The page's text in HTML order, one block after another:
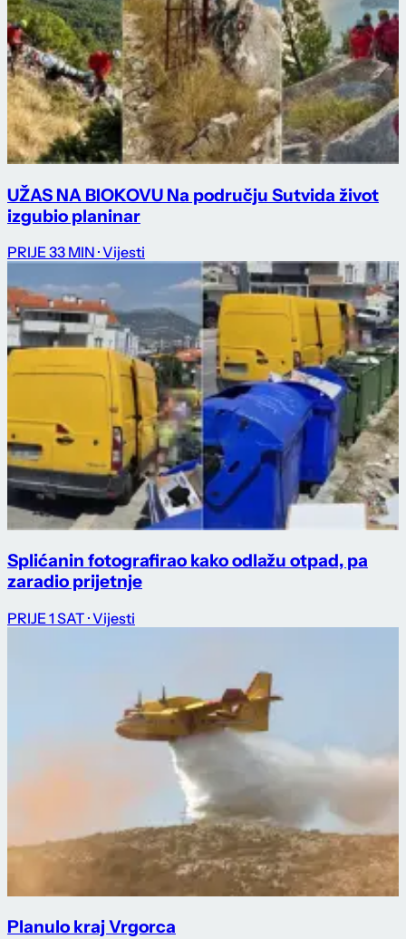
UŽAS NA BIOKOVU Na području Sutvida život
izgubio planinar
PRIJE 33 MIN · Vijesti
Splićanin fotografirao kako odlažu otpad, pa
zaradio prijetnje
PRIJE 1 SAT · Vijesti
Planulo kraj Vrgorca